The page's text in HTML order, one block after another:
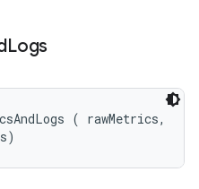
Logs
( rawMetrics,